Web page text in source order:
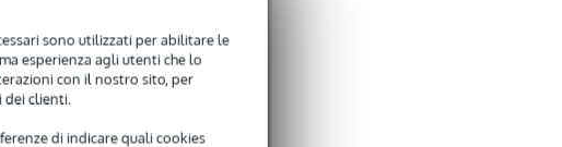
sono utilizzati per abilitare le
esperienza agli utenti che lo
con il nostro sito, per
clienti.
di indicare quali cookies